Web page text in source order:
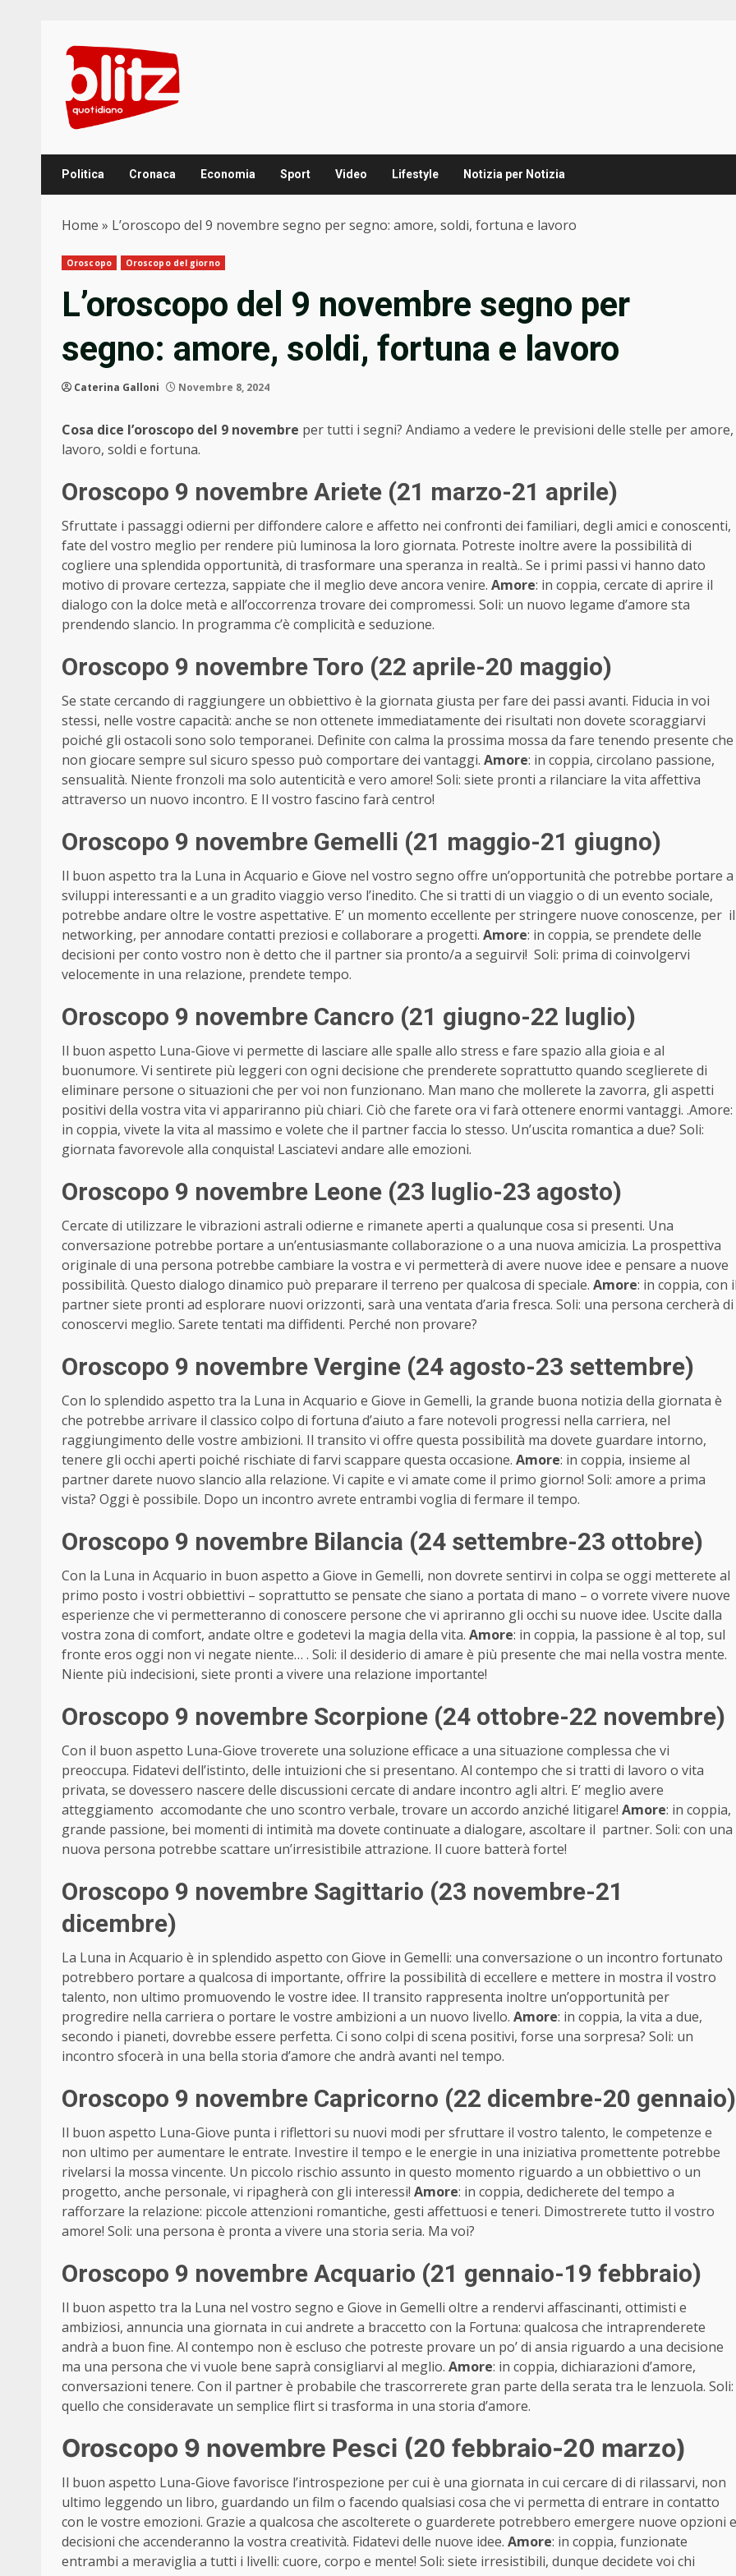
content
Politica Cronaca Economia Sport Video Lifestyle Notizia per Notizia
Home » L’oroscopo del 9 novembre segno per segno: amore, soldi, fortuna e lavoro
Oroscopo Oroscopo del giorno
L’oroscopo del 9 novembre segno per
segno: amore, soldi, fortuna e lavoro
Caterina Galloni Novembre 8, 2024
Cosa dice l’oroscopo del 9 novembre per tutti i segni? Andiamo a vedere le previsioni delle stelle per amore,
lavoro, soldi e fortuna.
Oroscopo 9 novembre Ariete (21 marzo-21 aprile)
Sfruttate i passaggi odierni per diffondere calore e affetto nei confronti dei familiari, degli amici e conoscenti,
fate del vostro meglio per rendere più luminosa la loro giornata. Potreste inoltre avere la possibilità di
cogliere una splendida opportunità, di trasformare una speranza in realtà.. Se i primi passi vi hanno dato
motivo di provare certezza, sappiate che il meglio deve ancora venire. Amore: in coppia, cercate di aprire il
dialogo con la dolce metà e all’occorrenza trovare dei compromessi. Soli: un nuovo legame d’amore sta
prendendo slancio. In programma c’è complicità e seduzione.
Oroscopo 9 novembre Toro (22 aprile-20 maggio)
Se state cercando di raggiungere un obbiettivo è la giornata giusta per fare dei passi avanti. Fiducia in voi
stessi, nelle vostre capacità: anche se non ottenete immediatamente dei risultati non dovete scoraggiarvi
poiché gli ostacoli sono solo temporanei. Definite con calma la prossima mossa da fare tenendo presente che
non giocare sempre sul sicuro spesso può comportare dei vantaggi. Amore: in coppia, circolano passione,
sensualità. Niente fronzoli ma solo autenticità e vero amore! Soli: siete pronti a rilanciare la vita affettiva
attraverso un nuovo incontro. E Il vostro fascino farà centro!
Oroscopo 9 novembre Gemelli (21 maggio-21 giugno)
Il buon aspetto tra la Luna in Acquario e Giove nel vostro segno offre un’opportunità che potrebbe portare a
sviluppi interessanti e a un gradito viaggio verso l’inedito. Che si tratti di un viaggio o di un evento sociale,
potrebbe andare oltre le vostre aspettative. E’ un momento eccellente per stringere nuove conoscenze, per il
networking, per annodare contatti preziosi e collaborare a progetti. Amore: in coppia, se prendete delle
decisioni per conto vostro non è detto che il partner sia pronto/a a seguirvi! Soli: prima di coinvolgervi
velocemente in una relazione, prendete tempo.
Oroscopo 9 novembre Cancro (21 giugno-22 luglio)
Il buon aspetto Luna-Giove vi permette di lasciare alle spalle allo stress e fare spazio alla gioia e al
buonumore. Vi sentirete più leggeri con ogni decisione che prenderete soprattutto quando sceglierete di
eliminare persone o situazioni che per voi non funzionano. Man mano che mollerete la zavorra, gli aspetti
positivi della vostra vita vi appariranno più chiari. Ciò che farete ora vi farà ottenere enormi vantaggi. .Amore:
in coppia, vivete la vita al massimo e volete che il partner faccia lo stesso. Un’uscita romantica a due? Soli:
giornata favorevole alla conquista! Lasciatevi andare alle emozioni.
Oroscopo 9 novembre Leone (23 luglio-23 agosto)
Cercate di utilizzare le vibrazioni astrali odierne e rimanete aperti a qualunque cosa si presenti. Una
conversazione potrebbe portare a un’entusiasmante collaborazione o a una nuova amicizia. La prospettiva
originale di una persona potrebbe cambiare la vostra e vi permetterà di avere nuove idee e pensare a nuove
possibilità. Questo dialogo dinamico può preparare il terreno per qualcosa di speciale. Amore: in coppia, con
partner siete pronti ad esplorare nuovi orizzonti, sarà una ventata d’aria fresca. Soli: una persona cercherà di
conoscervi meglio. Sarete tentati ma diffidenti. Perché non provare?
Oroscopo 9 novembre Vergine (24 agosto-23 settembre)
Con lo splendido aspetto tra la Luna in Acquario e Giove in Gemelli, la grande buona notizia della giornata è
che potrebbe arrivare il classico colpo di fortuna d’aiuto a fare notevoli progressi nella carriera, nel
raggiungimento delle vostre ambizioni. Il transito vi offre questa possibilità ma dovete guardare intorno,
tenere gli occhi aperti poiché rischiate di farvi scappare questa occasione. Amore: in coppia, insieme al
partner darete nuovo slancio alla relazione. Vi capite e vi amate come il primo giorno! Soli: amore a prima
vista? Oggi è possibile. Dopo un incontro avrete entrambi voglia di fermare il tempo.
Oroscopo 9 novembre Bilancia (24 settembre-23 ottobre)
Con la Luna in Acquario in buon aspetto a Giove in Gemelli, non dovrete sentirvi in colpa se oggi metterete al
primo posto i vostri obbiettivi – soprattutto se pensate che siano a portata di mano – o vorrete vivere nuove
esperienze che vi permetteranno di conoscere persone che vi apriranno gli occhi su nuove idee. Uscite dalla
vostra zona di comfort, andate oltre e godetevi la magia della vita. Amore: in coppia, la passione è al top, sul
fronte eros oggi non vi negate niente… . Soli: il desiderio di amare è più presente che mai nella vostra mente.
Niente più indecisioni, siete pronti a vivere una relazione importante!
Oroscopo 9 novembre Scorpione (24 ottobre-22 novembre)
Con il buon aspetto Luna-Giove troverete una soluzione efficace a una situazione complessa che vi
preoccupa. Fidatevi dell’istinto, delle intuizioni che si presentano. Al contempo che si tratti di lavoro o vita
privata, se dovessero nascere delle discussioni cercate di andare incontro agli altri. E’ meglio avere
atteggiamento accomodante che uno scontro verbale, trovare un accordo anziché litigare! Amore: in coppia,
grande passione, bei momenti di intimità ma dovete continuate a dialogare, ascoltare il partner. Soli: con una
nuova persona potrebbe scattare un’irresistibile attrazione. Il cuore batterà forte!
Oroscopo 9 novembre Sagittario (23 novembre-21
dicembre)
La Luna in Acquario è in splendido aspetto con Giove in Gemelli: una conversazione o un incontro fortunato
potrebbero portare a qualcosa di importante, offrire la possibilità di eccellere e mettere in mostra il vostro
talento, non ultimo promuovendo le vostre idee. Il transito rappresenta inoltre un’opportunità per
progredire nella carriera o portare le vostre ambizioni a un nuovo livello. Amore: in coppia, la vita a due,
secondo i pianeti, dovrebbe essere perfetta. Ci sono colpi di scena positivi, forse una sorpresa? Soli: un
incontro sfocerà in una bella storia d’amore che andrà avanti nel tempo.
Oroscopo 9 novembre Capricorno (22 dicembre-20 gennaio)
Il buon aspetto Luna-Giove punta i riflettori su nuovi modi per sfruttare il vostro talento, le competenze e
non ultimo per aumentare le entrate. Investire il tempo e le energie in una iniziativa promettente potrebbe
rivelarsi la mossa vincente. Un piccolo rischio assunto in questo momento riguardo a un obbiettivo o un
progetto, anche personale, vi ripagherà con gli interessi! Amore: in coppia, dedicherete del tempo a
rafforzare la relazione: piccole attenzioni romantiche, gesti affettuosi e teneri. Dimostrerete tutto il vostro
amore! Soli: una persona è pronta a vivere una storia seria. Ma voi?
Oroscopo 9 novembre Acquario (21 gennaio-19 febbraio)
Il buon aspetto tra la Luna nel vostro segno e Giove in Gemelli oltre a rendervi affascinanti, ottimisti e
ambiziosi, annuncia una giornata in cui andrete a braccetto con la Fortuna: qualcosa che intraprenderete
andrà a buon fine. Al contempo non è escluso che potreste provare un po’ di ansia riguardo a una decisione
ma una persona che vi vuole bene saprà consigliarvi al meglio. Amore: in coppia, dichiarazioni d’amore,
conversazioni tenere. Con il partner è probabile che trascorrerete gran parte della serata tra le lenzuola. Soli:
quello che consideravate un semplice flirt si trasforma in una storia d’amore.
Oroscopo 9 novembre Pesci (20 febbraio-20 marzo)
Il buon aspetto Luna-Giove favorisce l’introspezione per cui è una giornata in cui cercare di di rilassarvi, non
ultimo leggendo un libro, guardando un film o facendo qualsiasi cosa che vi permetta di entrare in contatto
con le vostre emozioni. Grazie a qualcosa che ascolterete o guarderete potrebbero emergere nuove opzioni e
decisioni che accenderanno la vostra creatività. Fidatevi delle nuove idee. Amore: in coppia, funzionate
entrambi a meraviglia a tutti i livelli: cuore, corpo e mente! Soli: siete irresistibili, dunque decidete voi chi